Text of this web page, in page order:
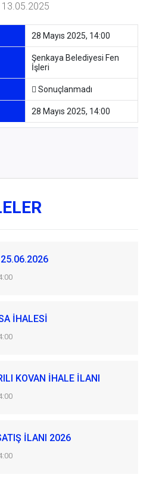
13.05.2025
28 Mayıs 2025, 14:00
Şenkaya Belediyesi Fen
İşleri
Sonuçlanmadı
28 Mayıs 2025, 14:00
İHALESİ
KOVAN İHALE İLANI
İLANI 2026